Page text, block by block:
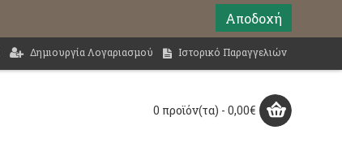
Αποδοχή
Δημιουργία Λογαριασμού Ιστορικό Παραγγελιών
0 προϊόν(τα) - 0,00€